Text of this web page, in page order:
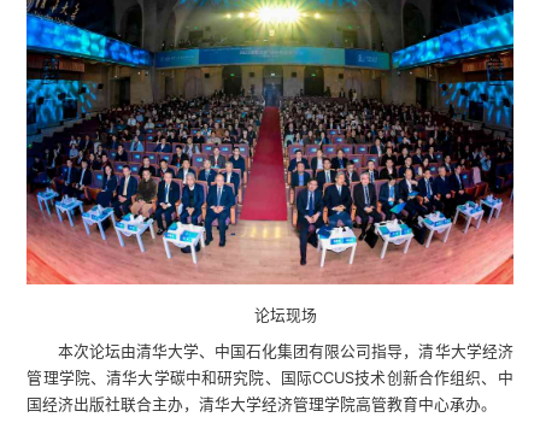
论坛现场
本次论坛由清华大学、中国石化集团有限公司指导，清华大学经济
管理学院、清华大学碳中和研究院、国际CCUS技术创新合作组织、中
国经济出版社联合主办，清华大学经济管理学院高管教育中心承办。